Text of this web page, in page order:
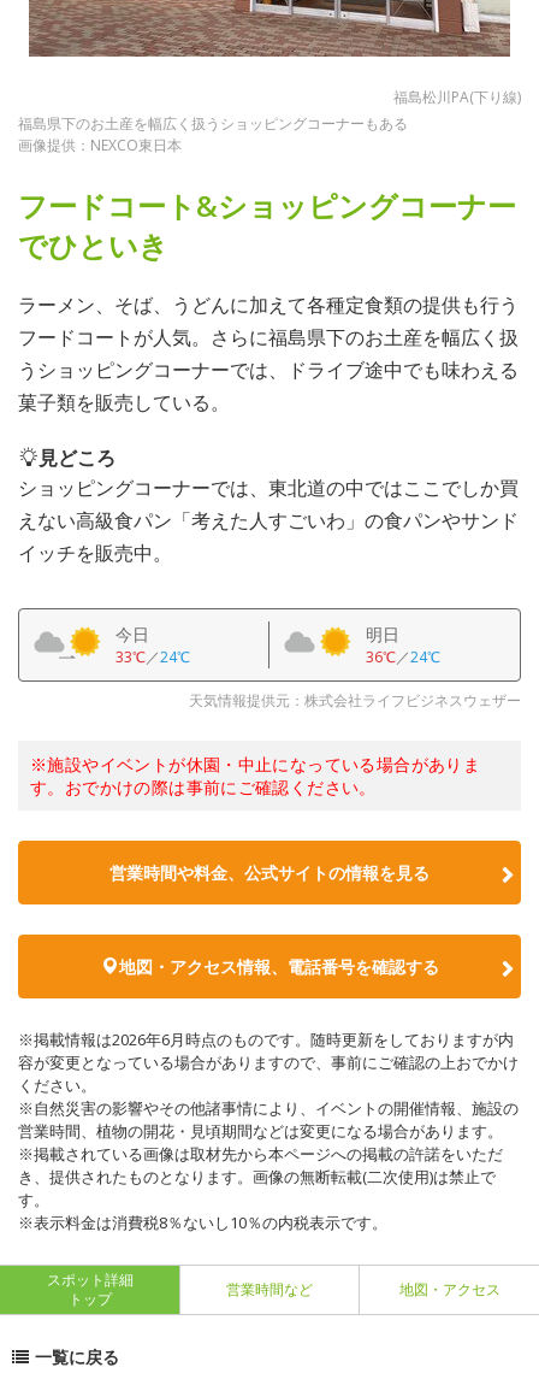
福島松川PA(下り線)
福島県下のお土産を幅広く扱うショッピングコーナーもある
画像提供：NEXCO東日本
フードコート&ショッピングコーナー
でひといき
ラーメン、そば、うどんに加えて各種定食類の提供も行う
フードコートが人気。さらに福島県下のお土産を幅広く扱
うショッピングコーナーでは、ドライブ途中でも味わえる
菓子類を販売している。
見どころ
ショッピングコーナーでは、東北道の中ではここでしか買
えない高級食パン「考えた人すごいわ」の食パンやサンド
イッチを販売中。
今日
33℃／24℃
明日
36℃／24℃
天気情報提供元：株式会社ライフビジネスウェザー
※施設やイベントが休園・中止になっている場合がありま
す。おでかけの際は事前にご確認ください。
営業時間や料金、公式サイトの情報を見る
地図・アクセス情報、電話番号を確認する
※掲載情報は2026年6月時点のものです。随時更新をしておりますが内
容が変更となっている場合がありますので、事前にご確認の上おでかけ
ください。
※自然災害の影響やその他諸事情により、イベントの開催情報、施設の
営業時間、植物の開花・見頃期間などは変更になる場合があります。
※掲載されている画像は取材先から本ページへの掲載の許諾をいただ
き、提供されたものとなります。画像の無断転載(二次使用)は禁止で
す。
※表示料金は消費税8％ないし10％の内税表示です。
スポット詳細
トップ
営業時間など 地図・アクセス
一覧に戻る